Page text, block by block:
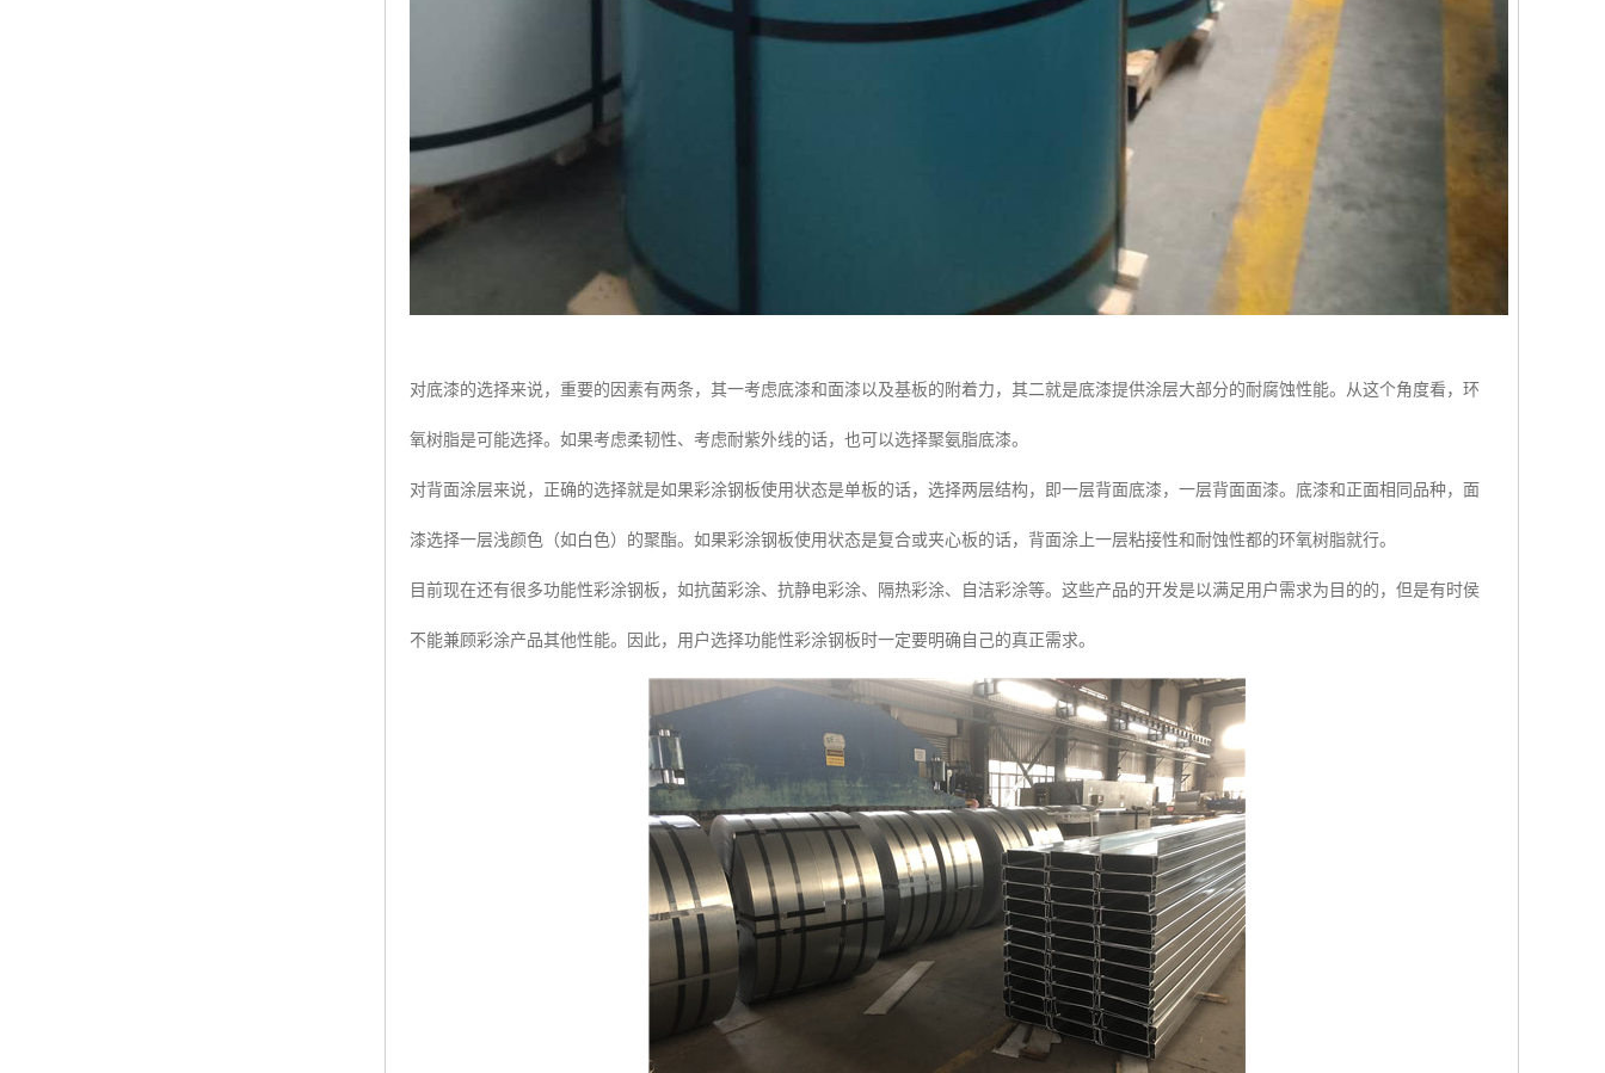
对底漆的选择来说，重要的因素有两条，其一考虑底漆和面漆以及基板的附着力，其二就是底漆提供涂层大部分的耐腐蚀性能。从这个角度看，环
氧树脂是可能选择。如果考虑柔韧性、考虑耐紫外线的话，也可以选择聚氨脂底漆。
对背面涂层来说，正确的选择就是如果彩涂钢板使用状态是单板的话，选择两层结构，即一层背面底漆，一层背面面漆。底漆和正面相同品种，面
漆选择一层浅颜色（如白色）的聚酯。如果彩涂钢板使用状态是复合或夹心板的话，背面涂上一层粘接性和耐蚀性都的环氧树脂就行。
目前现在还有很多功能性彩涂钢板，如抗菌彩涂、抗静电彩涂、隔热彩涂、自洁彩涂等。这些产品的开发是以满足用户需求为目的的，但是有时侯
不能兼顾彩涂产品其他性能。因此，用户选择功能性彩涂钢板时一定要明确自己的真正需求。